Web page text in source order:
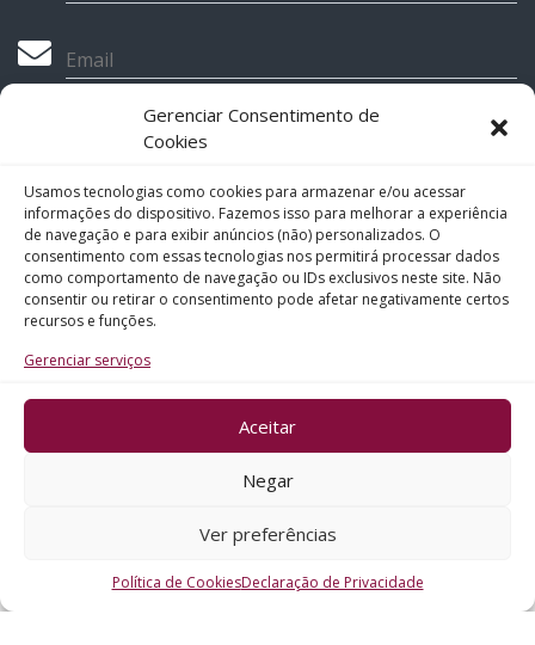
Gerenciar Consentimento de
Cookies
Usamos tecnologias como cookies para armazenar e/ou acessar
informações do dispositivo. Fazemos isso para melhorar a experiência
de navegação e para exibir anúncios (não) personalizados. O
consentimento com essas tecnologias nos permitirá processar dados
como comportamento de navegação ou IDs exclusivos neste site. Não
consentir ou retirar o consentimento pode afetar negativamente certos
recursos e funções.
Gerenciar serviços
Aceitar
Negar
Ver preferências
Política de CookiesDeclaração de Privacidade
Email
Telefone
Assunto
Mensagem